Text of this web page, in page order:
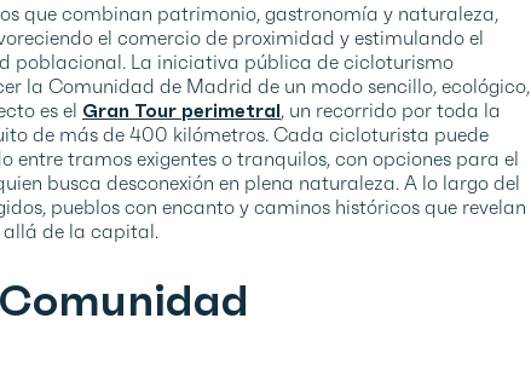
que combinan patrimonio, gastronomía y naturaleza,
el comercio de proximidad y estimulando el
poblacional. La iniciativa pública de cicloturismo
la Comunidad de Madrid de un modo sencillo, ecológico,
es el Gran Tour perimetral, un recorrido por toda la
de más de 400 kilómetros. Cada cicloturista puede
tramos exigentes o tranquilos, con opciones para el
busca desconexión en plena naturaleza. A lo largo del
pueblos con encanto y caminos históricos que revelan
de la capital.